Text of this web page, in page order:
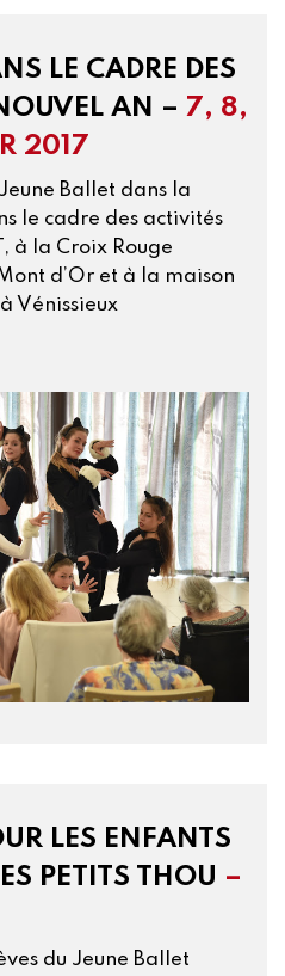
LE CADRE DES
AN – 7, 8,
2017
Ballet dans la
le cadre des activités
à la Croix Rouge
d’Or et à la maison
Vénissieux
LES ENFANTS
PETITS THOU –
du Jeune Ballet